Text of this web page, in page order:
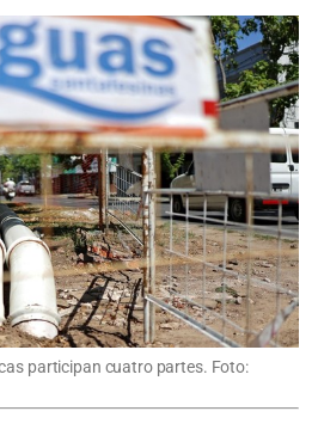
participan cuatro partes. Foto: